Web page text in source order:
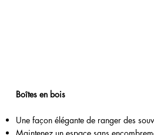
Boîtes en bois
Une façon élégante de ranger des